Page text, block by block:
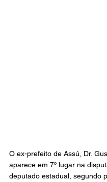
O ex-prefeito de Assú, Dr.
aparece em 7º lugar na
deputado estadual, segundo